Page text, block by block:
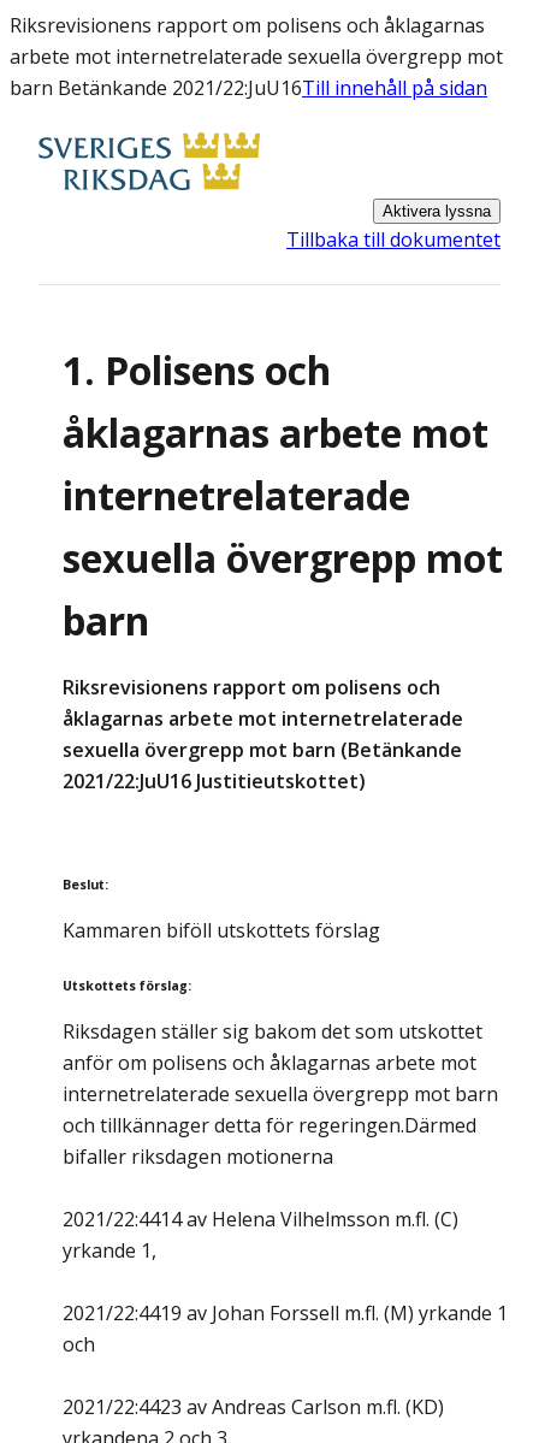
Riksrevisionens rapport om polisens och åklagarnas
arbete mot internetrelaterade sexuella övergrepp mot
barn Betänkande 2021/22:JuU16Till innehåll på sidan
Aktivera lyssna
Tillbaka till dokumentet
1. Polisens och
åklagarnas arbete mot
internetrelaterade
sexuella övergrepp mot
barn
Riksrevisionens rapport om polisens och
åklagarnas arbete mot internetrelaterade
sexuella övergrepp mot barn (Betänkande
2021/22:JuU16 Justitieutskottet)
Beslut:
Kammaren biföll utskottets förslag
Utskottets förslag:
Riksdagen ställer sig bakom det som utskottet
anför om polisens och åklagarnas arbete mot
internetrelaterade sexuella övergrepp mot barn
och tillkännager detta för regeringen.Därmed
bifaller riksdagen motionerna
2021/22:4414 av Helena Vilhelmsson m.fl. (C)
yrkande 1,
2021/22:4419 av Johan Forssell m.fl. (M) yrkande 1
och
2021/22:4423 av Andreas Carlson m.fl. (KD)